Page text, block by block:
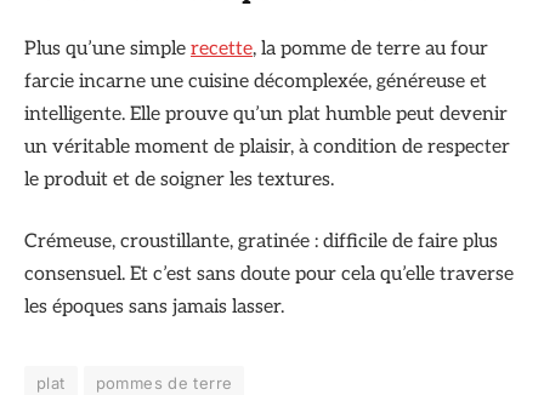
Plus qu’une simple recette, la pomme de terre au four
farcie incarne une cuisine décomplexée, généreuse et
intelligente. Elle prouve qu’un plat humble peut devenir
un véritable moment de plaisir, à condition de respecter
le produit et de soigner les textures.
Crémeuse, croustillante, gratinée : difficile de faire plus
consensuel. Et c’est sans doute pour cela qu’elle traverse
les époques sans jamais lasser.
plat
pommes de terre